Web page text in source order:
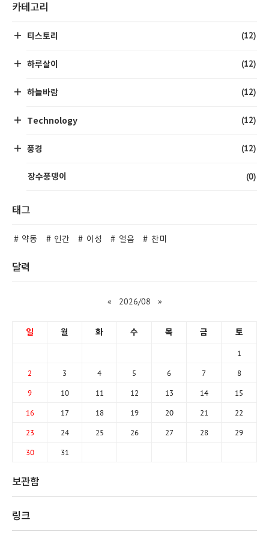
카테고리
티스토리 (12)
하루살이 (12)
하늘바람 (12)
Technology (12)
풍경 (12)
장수풍뎅이 (0)
태그
약동 인간 이성 얼음 찬미
달력
« 2026/08 »
일 월 화 수 목 금 토
1
2 3 4 5 6 7 8
9 10 11 12 13 14 15
16 17 18 19 20 21 22
23 24 25 26 27 28 29
30 31
보관함
링크